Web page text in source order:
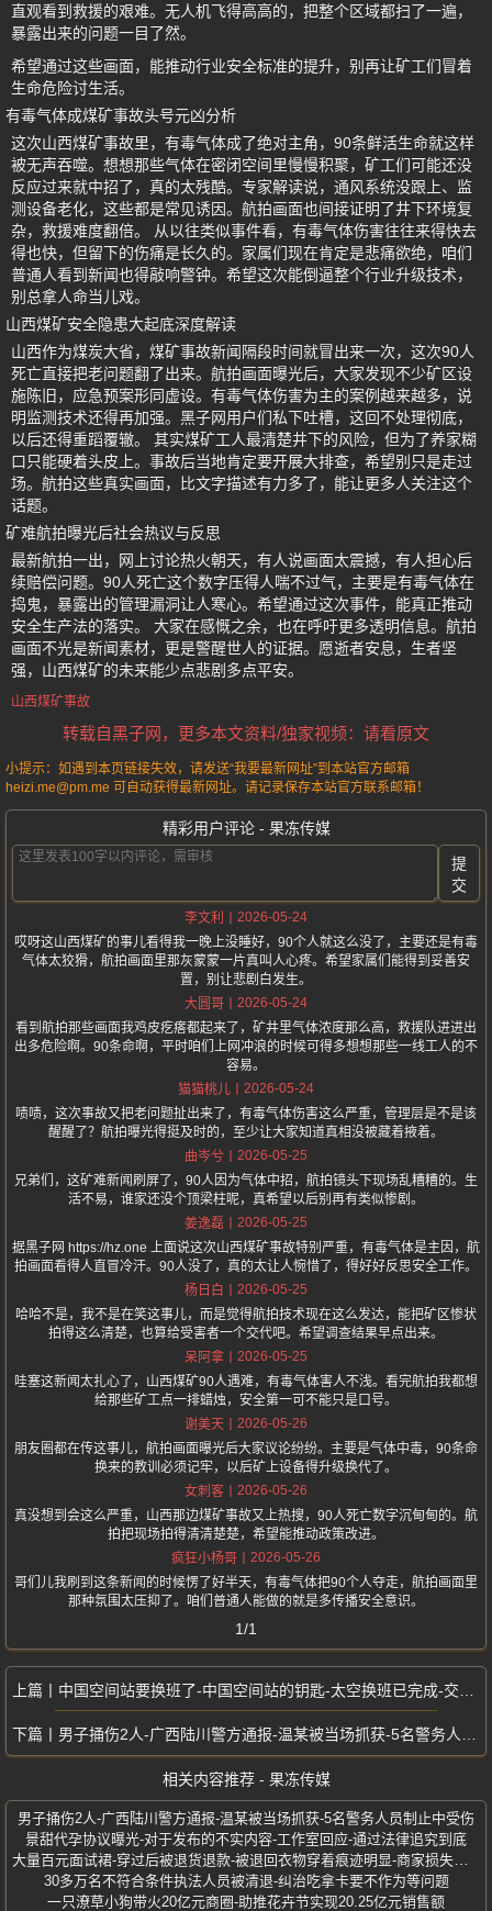
直观看到救援的艰难。无人机飞得高高的，把整个区域都扫了一遍，
暴露出来的问题一目了然。
希望通过这些画面，能推动行业安全标准的提升，别再让矿工们冒着
生命危险讨生活。
有毒气体成煤矿事故头号元凶分析
这次山西煤矿事故里，有毒气体成了绝对主角，90条鲜活生命就这样
被无声吞噬。想想那些气体在密闭空间里慢慢积聚，矿工们可能还没
反应过来就中招了，真的太残酷。专家解读说，通风系统没跟上、监
测设备老化，这些都是常见诱因。航拍画面也间接证明了井下环境复
杂，救援难度翻倍。 从以往类似事件看，有毒气体伤害往往来得快去
得也快，但留下的伤痛是长久的。家属们现在肯定是悲痛欲绝，咱们
普通人看到新闻也得敲响警钟。希望这次能倒逼整个行业升级技术，
别总拿人命当儿戏。
山西煤矿安全隐患大起底深度解读
山西作为煤炭大省，煤矿事故新闻隔段时间就冒出来一次，这次90人
死亡直接把老问题翻了出来。航拍画面曝光后，大家发现不少矿区设
施陈旧，应急预案形同虚设。有毒气体伤害为主的案例越来越多，说
明监测技术还得再加强。黑子网用户们私下吐槽，这回不处理彻底，
以后还得重蹈覆辙。 其实煤矿工人最清楚井下的风险，但为了养家糊
口只能硬着头皮上。事故后当地肯定要开展大排查，希望别只是走过
场。航拍这些真实画面，比文字描述有力多了，能让更多人关注这个
话题。
矿难航拍曝光后社会热议与反思
最新航拍一出，网上讨论热火朝天，有人说画面太震撼，有人担心后
续赔偿问题。90人死亡这个数字压得人喘不过气，主要是有毒气体在
捣鬼，暴露出的管理漏洞让人寒心。希望通过这次事件，能真正推动
安全生产法的落实。 大家在感慨之余，也在呼吁更多透明信息。航拍
画面不光是新闻素材，更是警醒世人的证据。愿逝者安息，生者坚
强，山西煤矿的未来能少点悲剧多点平安。
山西煤矿事故
转载自黑子网，更多本文资料/独家视频：请看原文
小提示：如遇到本页链接失效，请发送“我要最新网址”到本站官方邮箱
heizi.me@pm.me 可自动获得最新网址。请记录保存本站官方联系邮箱！
精彩用户评论 - 果冻传媒
提
交
李文利
2026-05-24
哎呀这山西煤矿的事儿看得我一晚上没睡好，90个人就这么没了，主要还是有毒
气体太狡猾，航拍画面里那灰蒙蒙一片真叫人心疼。希望家属们能得到妥善安
置，别让悲剧白发生。
大圆哥
2026-05-24
看到航拍那些画面我鸡皮疙瘩都起来了，矿井里气体浓度那么高，救援队进进出
出多危险啊。90条命啊，平时咱们上网冲浪的时候可得多想想那些一线工人的不
容易。
猫猫桃儿
2026-05-24
啧啧，这次事故又把老问题扯出来了，有毒气体伤害这么严重，管理层是不是该
醒醒了？航拍曝光得挺及时的，至少让大家知道真相没被藏着掖着。
曲岑兮
2026-05-25
兄弟们，这矿难新闻刷屏了，90人因为气体中招，航拍镜头下现场乱糟糟的。生
活不易，谁家还没个顶梁柱呢，真希望以后别再有类似惨剧。
姜逸磊
2026-05-25
据黑子网 https://hz.one 上面说这次山西煤矿事故特别严重，有毒气体是主因，航
拍画面看得人直冒冷汗。90人没了，真的太让人惋惜了，得好好反思安全工作。
杨日白
2026-05-25
哈哈不是，我不是在笑这事儿，而是觉得航拍技术现在这么发达，能把矿区惨状
拍得这么清楚，也算给受害者一个交代吧。希望调查结果早点出来。
呆阿拿
2026-05-25
哇塞这新闻太扎心了，山西煤矿90人遇难，有毒气体害人不浅。看完航拍我都想
给那些矿工点一排蜡烛，安全第一可不能只是口号。
谢美天
2026-05-26
朋友圈都在传这事儿，航拍画面曝光后大家议论纷纷。主要是气体中毒，90条命
换来的教训必须记牢，以后矿上设备得升级换代了。
女刺客
2026-05-26
真没想到会这么严重，山西那边煤矿事故又上热搜，90人死亡数字沉甸甸的。航
拍把现场拍得清清楚楚，希望能推动政策改进。
疯狂小杨哥
2026-05-26
哥们儿我刷到这条新闻的时候愣了好半天，有毒气体把90个人夺走，航拍画面里
那种氛围太压抑了。咱们普通人能做的就是多传播安全意识。
1/1
中国空间站要换班了-中国空间站的钥匙-太空换班已完成-交给你们了
男子捅伤2人-广西陆川警方通报-温某被当场抓获-5名警务人员制止中受伤
相关内容推荐 - 果冻传媒
男子捅伤2人-广西陆川警方通报-温某被当场抓获-5名警务人员制止中受伤
景甜代孕协议曝光-对于发布的不实内容-工作室回应-通过法律追究到底
30多万名不符合条件执法人员被清退-纠治吃拿卡要不作为等问题
一只潦草小狗带火20亿元商圈-助推花卉节实现20.25亿元销售额